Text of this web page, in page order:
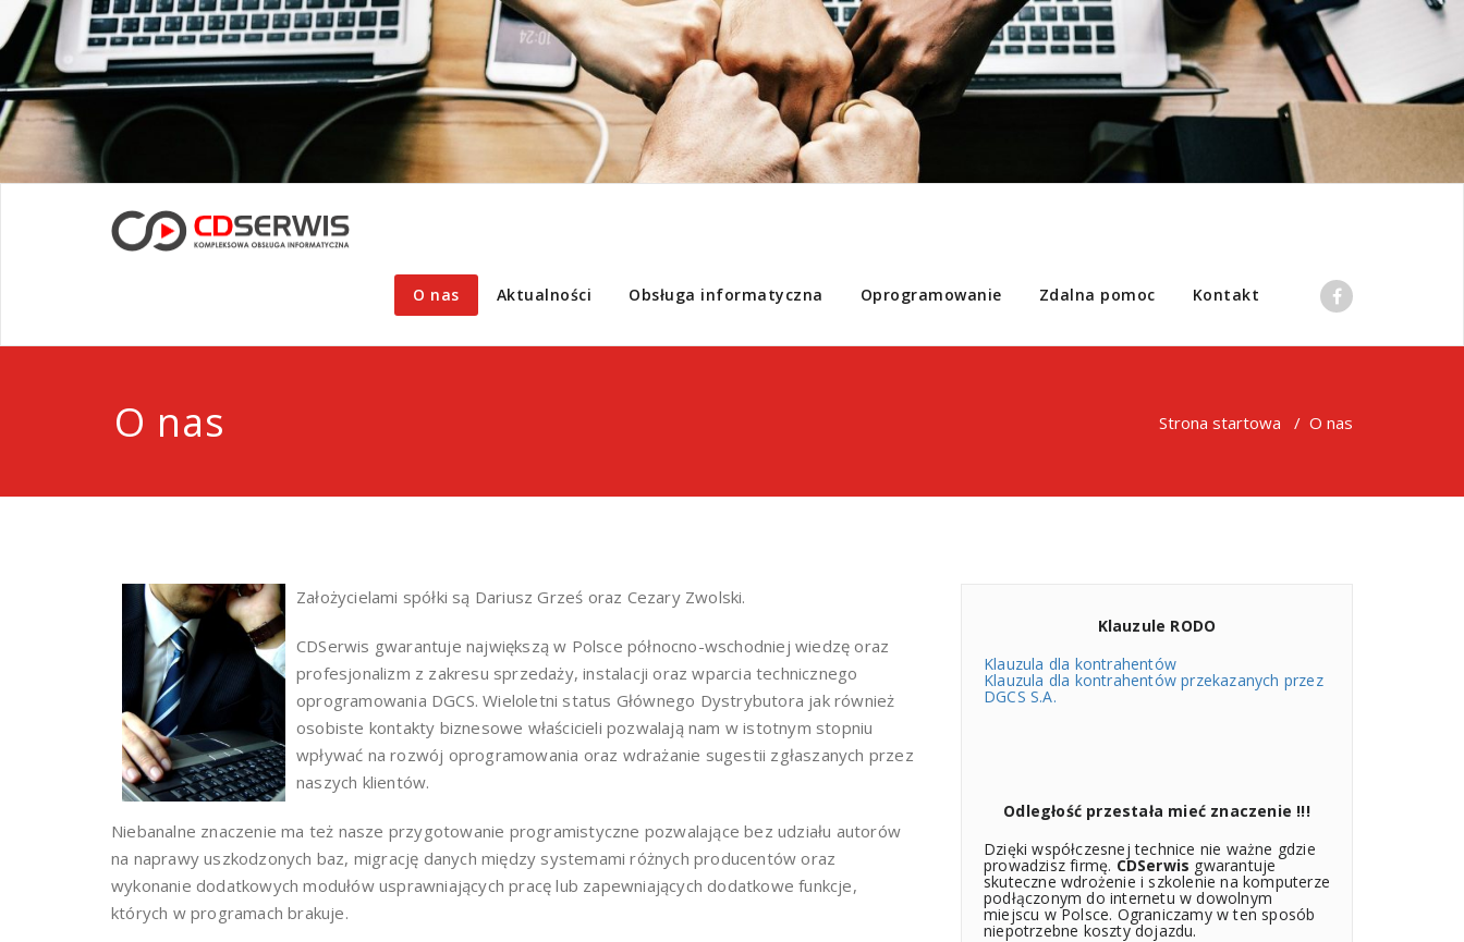
O nas Aktualności Obsługa informatyczna Oprogramowanie Zdalna pomoc Kontakt
O nas Strona startowa / O nas
Założycielami spółki są Dariusz Grześ oraz Cezary Zwolski.
CDSerwis gwarantuje największą w Polsce północno-wschodniej wiedzę oraz
profesjonalizm z zakresu sprzedaży, instalacji oraz wparcia technicznego
oprogramowania DGCS. Wieloletni status Głównego Dystrybutora jak również
osobiste kontakty biznesowe właścicieli pozwalają nam w istotnym stopniu
wpływać na rozwój oprogramowania oraz wdrażanie sugestii zgłaszanych przez
naszych klientów.
Niebanalne znaczenie ma też nasze przygotowanie programistyczne pozwalające bez udziału autorów
na naprawy uszkodzonych baz, migrację danych między systemami różnych producentów oraz
wykonanie dodatkowych modułów usprawniających pracę lub zapewniających dodatkowe funkcje,
których w programach brakuje.
Klauzule RODO
Klauzula dla kontrahentów
Klauzula dla kontrahentów przekazanych przez
DGCS S.A.
Odległość przestała mieć znaczenie !!!
Dzięki współczesnej technice nie ważne gdzie
prowadzisz firmę. CDSerwis gwarantuje
skuteczne wdrożenie i szkolenie na komputerze
podłączonym do internetu w dowolnym
miejscu w Polsce. Ograniczamy w ten sposób
niepotrzebne koszty dojazdu.